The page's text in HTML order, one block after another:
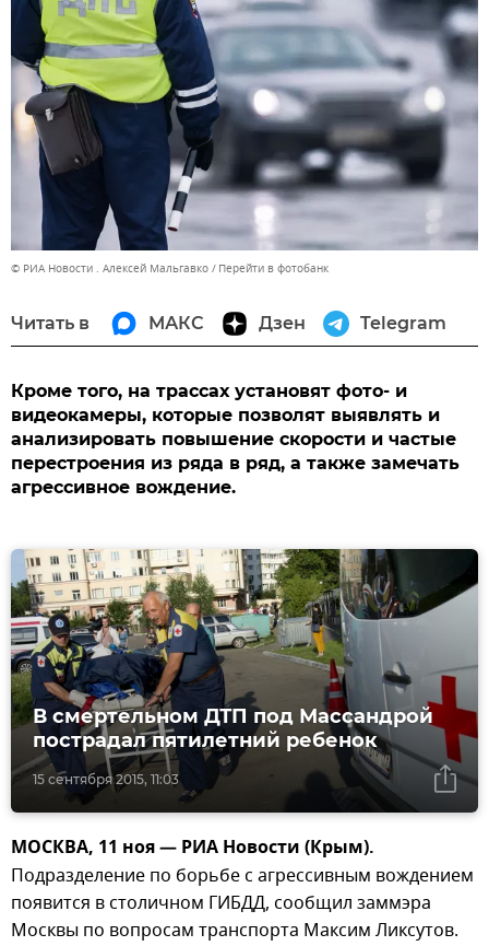
© РИА Новости . Алексей Мальгавко Перейти в фотобанк
Читать в МАКС Дзен Telegram
Кроме того, на трассах установят фото- и
видеокамеры, которые позволят выявлять и
анализировать повышение скорости и частые
перестроения из ряда в ряд, а также замечать
агрессивное вождение.
15 сентября 2015, 11:03
В смертельном ДТП под Массандрой
пострадал пятилетний ребенок
МОСКВА, 11 ноя — РИА Новости (Крым).
Подразделение по борьбе с агрессивным вождением
появится в столичном ГИБДД, сообщил заммэра
Москвы по вопросам транспорта Максим Ликсутов.